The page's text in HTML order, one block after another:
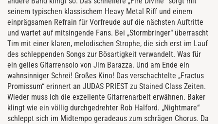
seinem typischen klassischem Heavy Metal Riff und einem
einprägsamen Refrain für Vorfreude auf die nächsten Auftritte
und wartet auf mitsingende Fans. Bei „Stormbringer“ überrascht
Tim mit einer klaren, melodischen Strophe, die sich erst im Lauf
des schleppenden Songs zur Bösartigkeit verwandelt. Was für
ein geiles Gitarrensolo von Jim Barazza. Und am Ende ein
wahnsinniger Schrei! Großes Kino! Das verschachtelte „Fractus
Promissum“ erinnert an JUDAS PRIEST zu Stained Class Zeiten.
Wieder muss ich die exzellente Gitarrenarbeit erwähnen. Baker
klingt wie ein völlig durchgedrehter Rob Halford. „Nightmare“
schleppt sich im Midtempo geradeaus zum schrägen Chorus. Da